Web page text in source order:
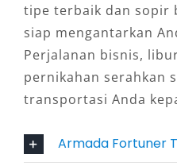
Bagi tamu korporat,
yang datang ke
Kupang
elegan. Tipe Fortuner
penampilan yang
cocok untuk
kegiatan bisnis
tipe terbaik dan sopir
siap mengantarkan
Perjalanan bisnis,
pernikahan serahkan
transportasi Anda
Armada Fortuner